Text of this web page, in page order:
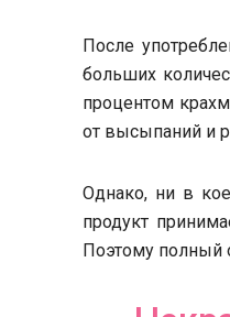
После
больших
процентом
от высыпаний и
Однако, ни в
продукт
Поэтому полный